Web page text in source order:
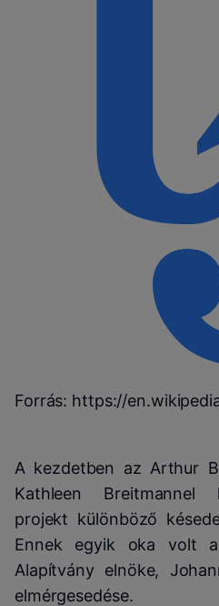
Forrás: https://
A kezdetben az Arthur
Kathleen Breitmannel
projekt különböző
Ennek egyik oka volt
Alapítvány elnöke,
elmérgesedése.